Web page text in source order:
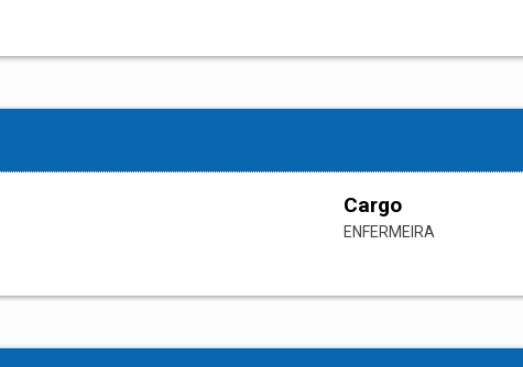
Cargo
ENFERMEIRA